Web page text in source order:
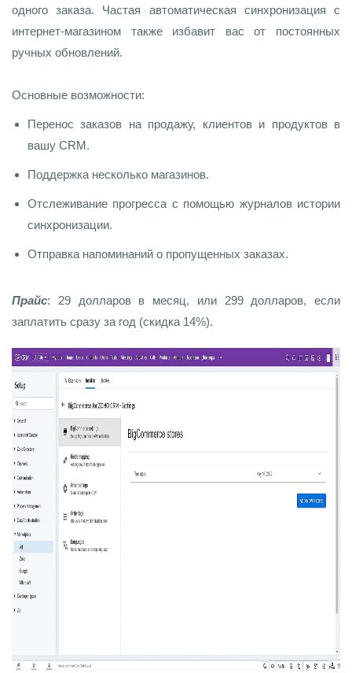
одного заказа. Частая автоматическая синхронизация с
интернет-магазином также избавит вас от постоянных
ручных обновлений.
Основные возможности:
Перенос заказов на продажу, клиентов и продуктов в
вашу CRM.
Поддержка несколько магазинов.
Отслеживание прогресса с помощью журналов истории
синхронизации.
Отправка напоминаний о пропущенных заказах.
Прайс: 29 долларов в месяц, или 299 долларов, если
заплатить сразу за год (скидка 14%).